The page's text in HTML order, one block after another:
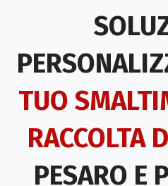
TUO
RACCOLTA
PESARO E